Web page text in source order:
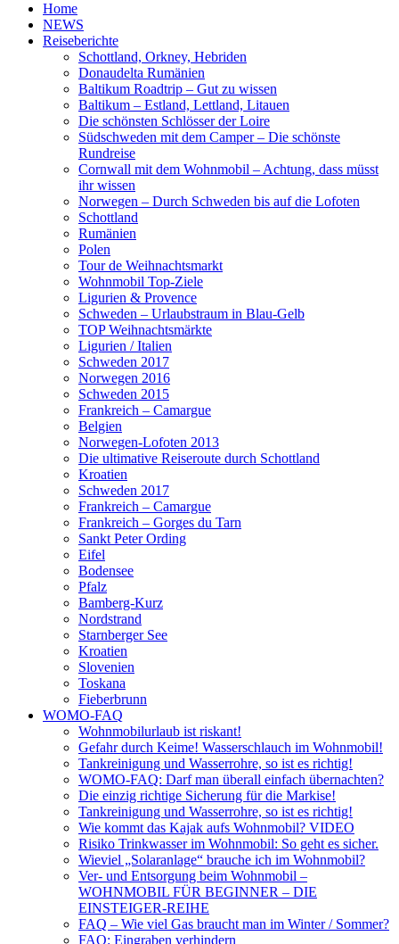
Home
NEWS
Reiseberichte
Schottland, Orkney, Hebriden
Donaudelta Rumänien
Baltikum Roadtrip – Gut zu wissen
Baltikum – Estland, Lettland, Litauen
Die schönsten Schlösser der Loire
Südschweden mit dem Camper – Die schönste
Rundreise
Cornwall mit dem Wohnmobil – Achtung, dass müsst
ihr wissen
Norwegen – Durch Schweden bis auf die Lofoten
Schottland
Rumänien
Polen
Tour de Weihnachtsmarkt
Wohnmobil Top-Ziele
Ligurien & Provence
Schweden – Urlaubstraum in Blau-Gelb
TOP Weihnachtsmärkte
Ligurien / Italien
Schweden 2017
Norwegen 2016
Schweden 2015
Frankreich – Camargue
Belgien
Norwegen-Lofoten 2013
Die ultimative Reiseroute durch Schottland
Kroatien
Schweden 2017
Frankreich – Camargue
Frankreich – Gorges du Tarn
Sankt Peter Ording
Eifel
Bodensee
Pfalz
Bamberg-Kurz
Nordstrand
Starnberger See
Kroatien
Slovenien
Toskana
Fieberbrunn
WOMO-FAQ
Wohnmobilurlaub ist riskant!
Gefahr durch Keime! Wasserschlauch im Wohnmobil!
Tankreinigung und Wasserrohre, so ist es richtig!
WOMO-FAQ: Darf man überall einfach übernachten?
Die einzig richtige Sicherung für die Markise!
Tankreinigung und Wasserrohre, so ist es richtig!
Wie kommt das Kajak aufs Wohnmobil? VIDEO
Risiko Trinkwasser im Wohnmobil: So geht es sicher.
Wieviel „Solaranlage“ brauche ich im Wohnmobil?
Ver- und Entsorgung beim Wohnmobil –
WOHNMOBIL FÜR BEGINNER – DIE
EINSTEIGER-REIHE
FAQ – Wie viel Gas braucht man im Winter / Sommer?
FAQ: Eingraben verhindern